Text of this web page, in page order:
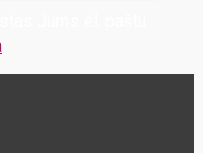
Jums el. paštu